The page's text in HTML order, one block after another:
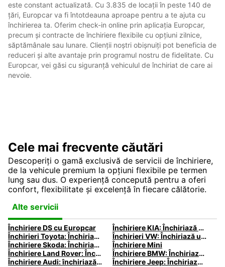
este constant actualizată. Cu 3.835 de locații în peste 140 de
țări, Europcar va fi întotdeauna aproape pentru a te ajuta cu
închirierea ta. Oferim check-in online prin aplicația Europcar,
precum și contracte de închiriere flexibile cu opțiuni zilnice,
săptămânale sau lunare. Clienții noștri obișnuiți pot beneficia de
reduceri și alte avantaje prin programul nostru de fidelitate. Cu
Europcar, vei găsi cu siguranță vehiculul de închiriat de care ai
nevoie.
Cele mai frecvente căutări
Descoperiți o gamă exclusivă de servicii de închiriere,
de la vehicule premium la opțiuni flexibile pe termen
lung sau dus. O experiență concepută pentru a oferi
confort, flexibilitate și excelență în fiecare călătorie.
Alte servicii
Închiriere DS cu Europcar
Închiriere KIA: Închiriază Kia cu Europcar
Închirieri Toyota: Închiriază un autoturism Toyota cu Europcar
Închirieri VW: Închiriază un VW cu Europcar
Închiriere Skoda: Închiriază o Skoda cu Europcar
Închiriere Mini
Închiriere Land Rover: Închiriază un Land Rover cu Europcar
Închiriere BMW: Închiriază BMW cu Europcar
Închiriere Audi: închiriază un Audi cu Europcar
Închiriere Jeep: Închiriază un Jeep cu Europcar